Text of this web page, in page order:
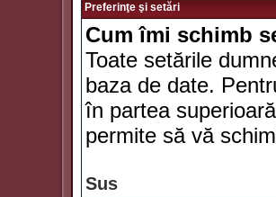
Preferinţe şi setări
Cum îmi schimb
Toate setările
baza de date.
în partea
permite să vă
Sus